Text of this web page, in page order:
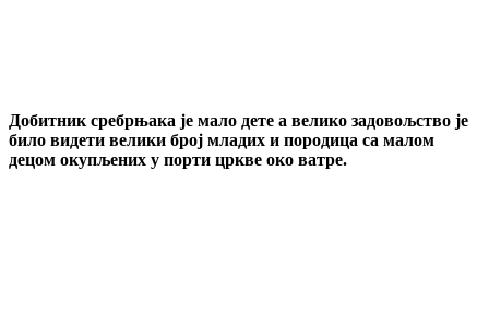
Добитник сребрњака је мало дете а велико задовољство је
било видети велики број младих и породица са малом
децом окупљених у порти цркве око ватре.